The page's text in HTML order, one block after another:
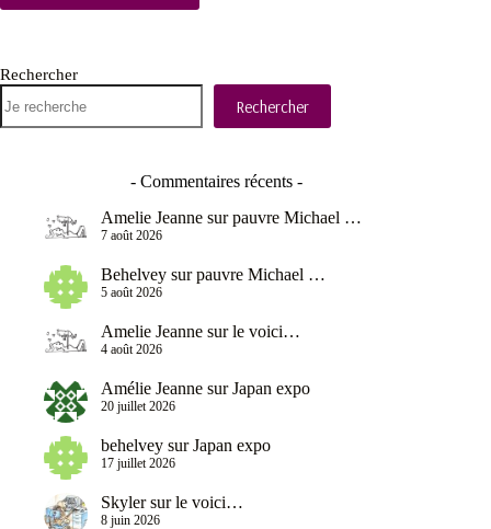
Rechercher
Rechercher
- Commentaires récents -
Amelie Jeanne surpauvre Michael …
7 août 2026
Behelvey surpauvre Michael …
5 août 2026
Amelie Jeanne surle voici…
4 août 2026
Amélie Jeanne surJapan expo
20 juillet 2026
behelvey surJapan expo
17 juillet 2026
Skylersurle voici…
8 juin 2026